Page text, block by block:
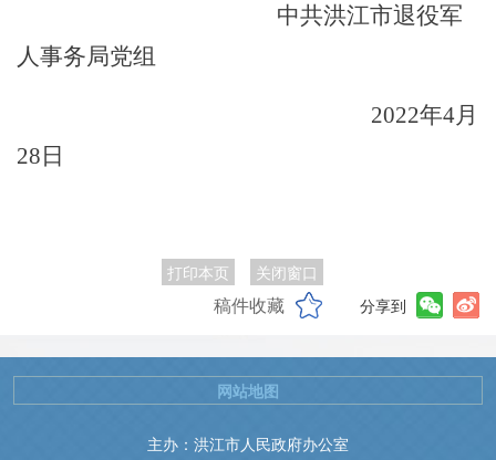
中共洪江市退役军
人事务局党组
2022年4月
28 日
打印本页 关闭窗口
稿件收藏 分享到
主办：洪江市人民政府办公室
网站地图